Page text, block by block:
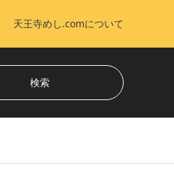
天王寺めし.comについて